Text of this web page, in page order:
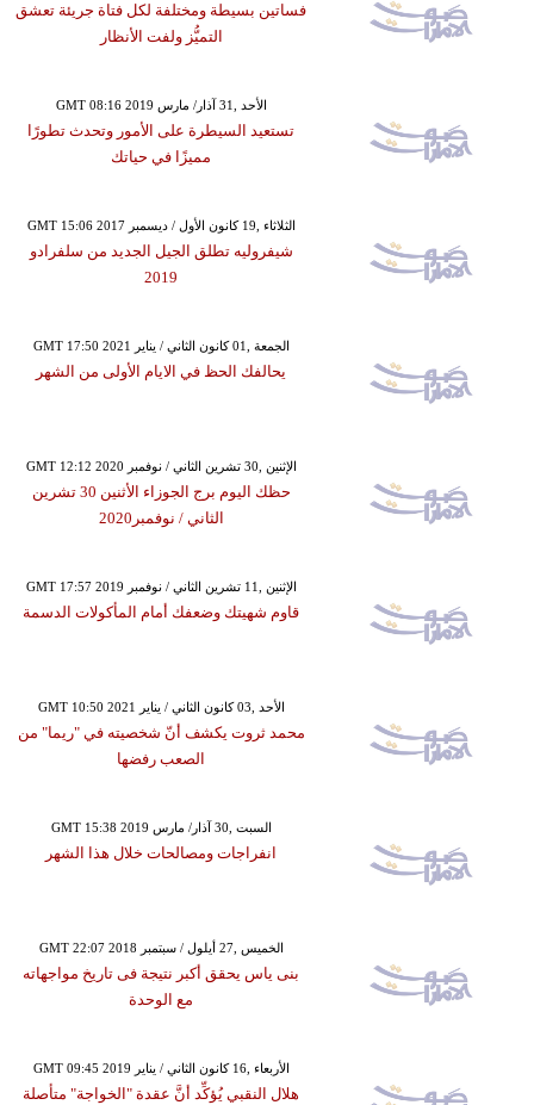
فساتين بسيطة ومختلفة لكل فتاة جريئة تعشق
التميُّز ولفت الأنظار
GMT 08:16 2019 الأحد ,31 آذار/ مارس
تستعيد السيطرة على الأمور وتحدث تطورًا
مميزًا في حياتك
GMT 15:06 2017 الثلاثاء ,19 كانون الأول / ديسمبر
شيفروليه تطلق الجيل الجديد من سلفرادو
2019
GMT 17:50 2021 الجمعة ,01 كانون الثاني / يناير
يحالفك الحظ في الايام الأولى من الشهر
GMT 12:12 2020 الإثنين ,30 تشرين الثاني / نوفمبر
حظك اليوم برج الجوزاء الأثنين 30 تشرين
الثاني / نوفمبر2020
GMT 17:57 2019 الإثنين ,11 تشرين الثاني / نوفمبر
قاوم شهيتك وضعفك أمام المأكولات الدسمة
GMT 10:50 2021 الأحد ,03 كانون الثاني / يناير
محمد ثروت يكشف أنّ شخصيته في "ريما" من
الصعب رفضها
GMT 15:38 2019 السبت ,30 آذار/ مارس
انفراجات ومصالحات خلال هذا الشهر
GMT 22:07 2018 الخميس ,27 أيلول / سبتمبر
بنى ياس يحقق أكبر نتيجة فى تاريخ مواجهاته
مع الوحدة
GMT 09:45 2019 الأربعاء ,16 كانون الثاني / يناير
هلال النقبي يُؤكِّد أنَّ عقدة "الخواجة" متأصلة